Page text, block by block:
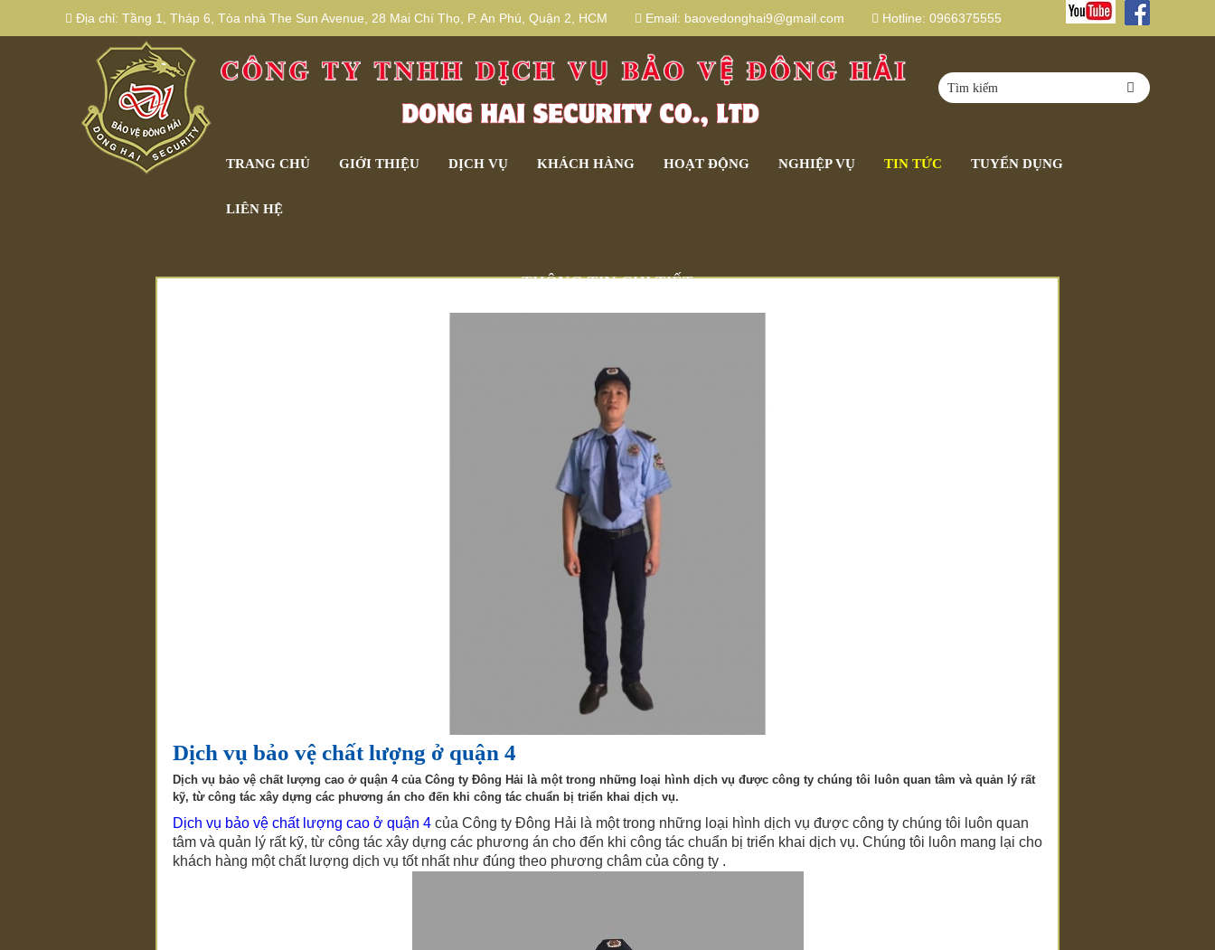
Địa chỉ: Tầng 1, Tháp 6, Tòa nhà The Sun Avenue, 28 Mai Chí Thọ, P. An Phú, Quận 2, HCM Email: baovedonghai9@gmail.com Hotline: 0966375555
TRANG CHỦ GIỚI THIỆU DỊCH VỤ KHÁCH HÀNG HOẠT ĐỘNG NGHIỆP VỤ TIN TỨC TUYỂN DỤNG
LIÊN HỆ
THÔNG TIN CHI TIẾT
Dịch vụ bảo vệ chất lượng ở quận 4
Dịch vụ bảo vệ chất lượng cao ở quận 4 của Công ty Đông Hải là một trong những loại hình dịch vụ được công ty chúng tôi luôn quan tâm và quản lý rất
kỹ, từ công tác xây dựng các phương án cho đến khi công tác chuẩn bị triển khai dịch vụ.
Dịch vụ bảo vệ chất lượng cao ở quận 4 của Công ty Đông Hải là một trong những loại hình dịch vụ được công ty chúng tôi luôn quan
tâm và quản lý rất kỹ, từ công tác xây dựng các phương án cho đến khi công tác chuẩn bị triển khai dịch vụ. Chúng tôi luôn mang lại cho
khách hàng một chất lượng dịch vụ tốt nhất như đúng theo phương châm của công ty .